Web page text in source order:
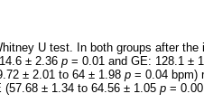
U test. In both groups after
± 2.36 p = 0.01 and GE: 128.1 ±
± 2.01 to 64 ± 1.98 p = 0.04 bpm)
± 1.34 to 64.56 ± 1.05 p =